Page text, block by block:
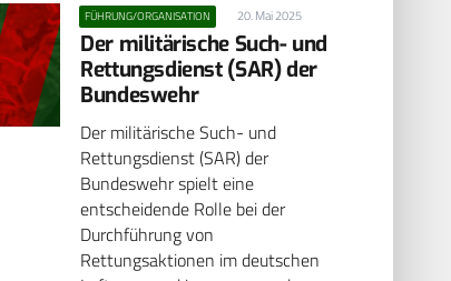
FÜHRUNG/ORGANISATION 20. Mai 2025
Der militärische Such- und
Rettungsdienst (SAR) der
Bundeswehr
Der militärische Such- und
Rettungsdienst (SAR) der
Bundeswehr spielt eine
entscheidende Rolle bei der
Durchführung von
Rettungsaktionen im deutschen